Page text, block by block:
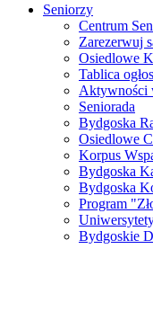
Seniorzy
Centrum
Zarezerwuj
Osiedlowe
Tablica
Aktywności
Seniorada
Bydgoska
Osiedlowe
Korpus
Bydgoska
Bydgoska
Program
Bydgoskie